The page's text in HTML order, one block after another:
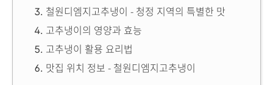
철원디엠지고추냉이 - 청정 지역의 특별한 맛
고추냉이의 영양과 효능
고추냉이 활용 요리법
맛집 위치 정보 - 철원디엠지고추냉이